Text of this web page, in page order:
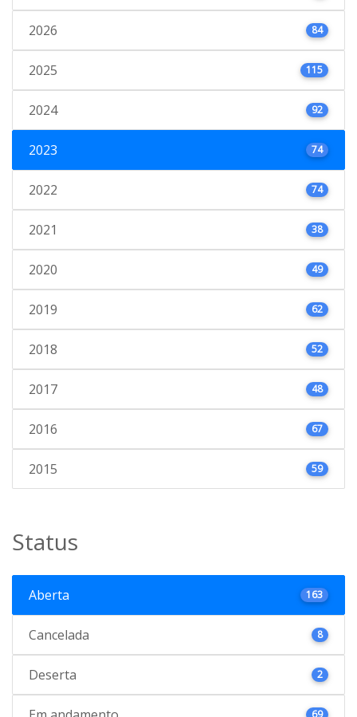
2026 84
2025 115
2024 92
2023 74
2022 74
2021 38
2020 49
2019 62
2018 52
2017 48
2016 67
2015 59
Status
Aberta 163
Cancelada 8
Deserta 2
69